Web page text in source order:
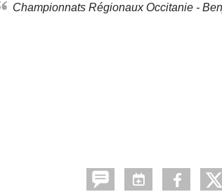
Championnats Régionaux Occitanie -